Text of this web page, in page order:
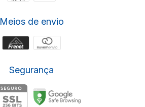
Meios de envio
Segurança